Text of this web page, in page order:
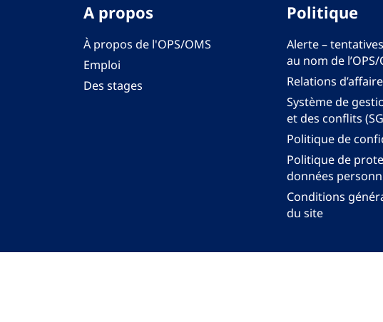
A propos
À propos de l'OPS/OMS
Emploi
Des stages
Politique
Alerte –
au nom de l’OPS/
Relations
Système de
et des conflits
Politique de
Politique de
données
Conditions
du site